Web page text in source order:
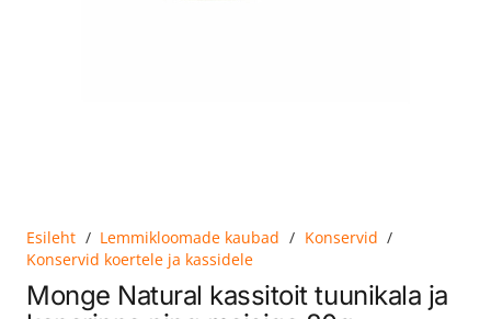
Esileht / Lemmikloomade kaubad / Konservid /
Konservid koertele ja kassidele
Monge Natural kassitoit tuunikala ja